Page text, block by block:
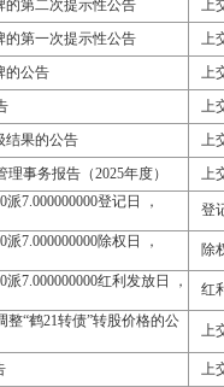
的第二次提示性公告
上
的第一次提示性公告
上
的公告
上
上
结果的公告
上
事务报告（2025年度） 上
7.000000000登记日 ，
登
7.000000000除权日 ，
除
7.000000000红利发放日 ，
红
“鹤21转债”转股价格的公
上
上